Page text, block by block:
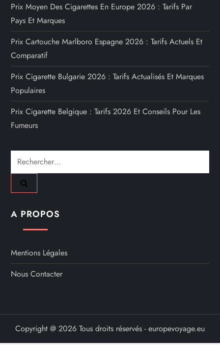
Prix Moyen Des Cigarettes En Europe 2026 : Tarifs Par
Pays Et Marques
Prix Cartouche Marlboro Espagne 2026 : Tarifs Actuels Et
Comparatif
Prix Cigarette Bulgarie 2026 : Tarifs Actualisés Et Marques
Populaires
Prix Cigarette Belgique : Tarifs 2026 Et Conseils Pour Les
Fumeurs
Rechercher :
A PROPOS
Mentions Légales
Nous Contacter
Copyright @ 2026 Tous droits réservés - europevoyage.eu